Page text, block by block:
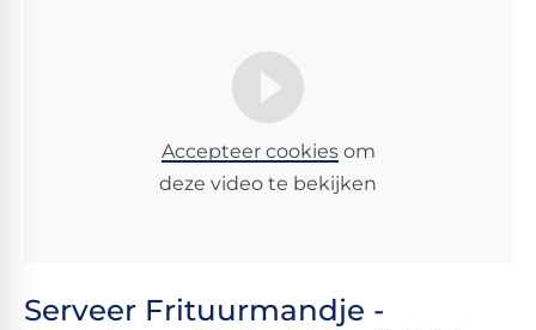
Accepteer cookiesom
deze video te bekijken
Serveer Frituurmandje -